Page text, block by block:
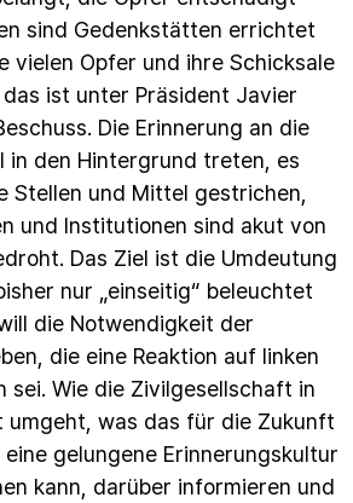
sind Gedenkstätten errichtet
vielen Opfer und ihre Schicksale
ist unter Präsident Javier
Die Erinnerung an die
in den Hintergrund treten, es
Stellen und Mittel gestrichen,
und Institutionen sind akut von
Das Ziel ist die Umdeutung
nur „einseitig“ beleuchtet
die Notwendigkeit der
die eine Reaktion auf linken
sei. Wie die Zivilgesellschaft in
umgeht, was das für die Zukunft
gelungene Erinnerungskultur
kann, darüber informieren und